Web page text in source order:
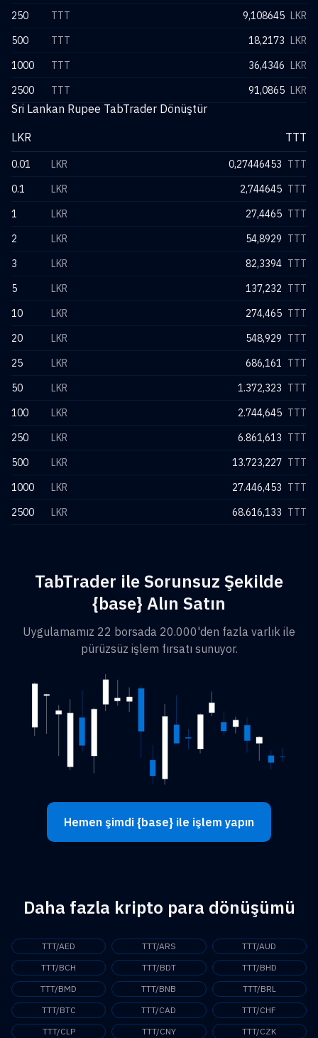
250
TTT 9,108645 LKR
500
TTT 18,2173 LKR
1000
TTT 36,4346 LKR
2500
TTT 91,0865 LKR
Sri Lankan Rupee TabTrader Dönüştür
LKR
TTT
0.01 LKR 0,27446453 TTT
0.1
LKR 2,744645 TTT
1
LKR 27,4465 TTT
2
LKR 54,8929 TTT
3
LKR 82,3394 TTT
5
LKR 137,232 TTT
10
LKR 274,465 TTT
20
LKR 548,929 TTT
25
LKR 686,161 TTT
50
LKR 1.372,323 TTT
100
LKR 2.744,645 TTT
250
LKR 6.861,613 TTT
500
LKR 13.723,227 TTT
1000
LKR 27.446,453 TTT
2500
LKR 68.616,133 TTT
TabTrader ile Sorunsuz Şekilde
{base} Alın Satın
Uygulamamız 22 borsada 20.000'den fazla varlık ile
pürüzsüz işlem fırsatı sunuyor.
Hemen şimdi {base} ile işlem yapın
Daha fazla kripto para dönüşümü
TTT/AED TTT/ARS
TTT/AUD
TTT/BCH
TTT/BDT
TTT/BHD
TTT/BMD
TTT/BNB
TTT/BRL
TTT/BTC
TTT/CAD
TTT/CHF
TTT/CLP
TTT/CNY
TTT/CZK